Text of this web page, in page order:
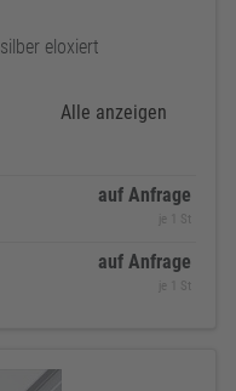
silber eloxiert
Alle anzeigen
auf Anfrage
je 1 St
auf Anfrage
je 1 St